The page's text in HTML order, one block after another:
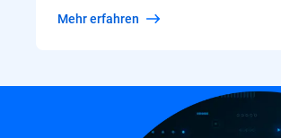
Mehr erfahren